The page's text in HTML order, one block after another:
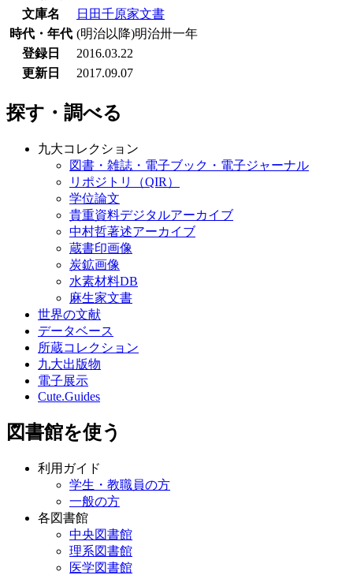
文庫名
日田千原家文書
時代・年代 (明治以降)明治卅一年
登録日
2016.03.22
更新日
2017.09.07
探す・調べる
九大コレクション
図書・雑誌・電子ブック・電子ジャーナル
リポジトリ（QIR）
学位論文
貴重資料デジタルアーカイブ
中村哲著述アーカイブ
蔵書印画像
炭鉱画像
水素材料DB
麻生家文書
世界の文献
データベース
所蔵コレクション
九大出版物
電子展示
Cute.Guides
図書館を使う
利用ガイド
学生・教職員の方
一般の方
各図書館
中央図書館
理系図書館
医学図書館